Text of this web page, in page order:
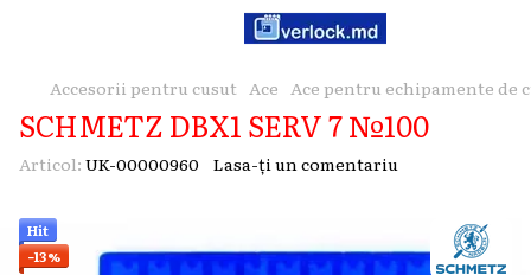
Accesorii pentru cusut Ace Ace pentru echipamente de
SCHMETZ DBX1 SERV 7 №100
Articol: UK-00000960 Lasa-ți un comentariu
Hit
−13%